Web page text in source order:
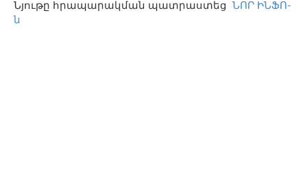
Նյութը հրապարակման պատրաստեց ՆՈՐ ԻՆՖՈ-
ն